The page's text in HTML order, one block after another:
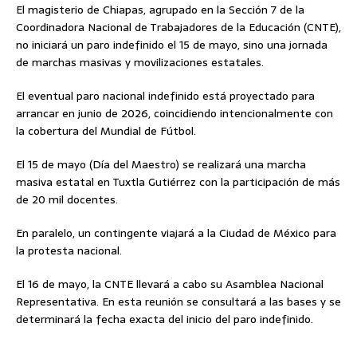
El magisterio de Chiapas, agrupado en la Sección 7 de la
Coordinadora Nacional de Trabajadores de la Educación (CNTE),
no iniciará un paro indefinido el 15 de mayo, sino una jornada
de marchas masivas y movilizaciones estatales.
El eventual paro nacional indefinido está proyectado para
arrancar en junio de 2026, coincidiendo intencionalmente con
la cobertura del Mundial de Fútbol.
El 15 de mayo (Día del Maestro) se realizará una marcha
masiva estatal en Tuxtla Gutiérrez con la participación de más
de 20 mil docentes.
En paralelo, un contingente viajará a la Ciudad de México para
la protesta nacional.
El 16 de mayo, la CNTE llevará a cabo su Asamblea Nacional
Representativa. En esta reunión se consultará a las bases y se
determinará la fecha exacta del inicio del paro indefinido.